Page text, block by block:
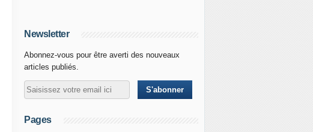
Newsletter
Abonnez-vous pour être averti des nouveaux
articles publiés.
Pages